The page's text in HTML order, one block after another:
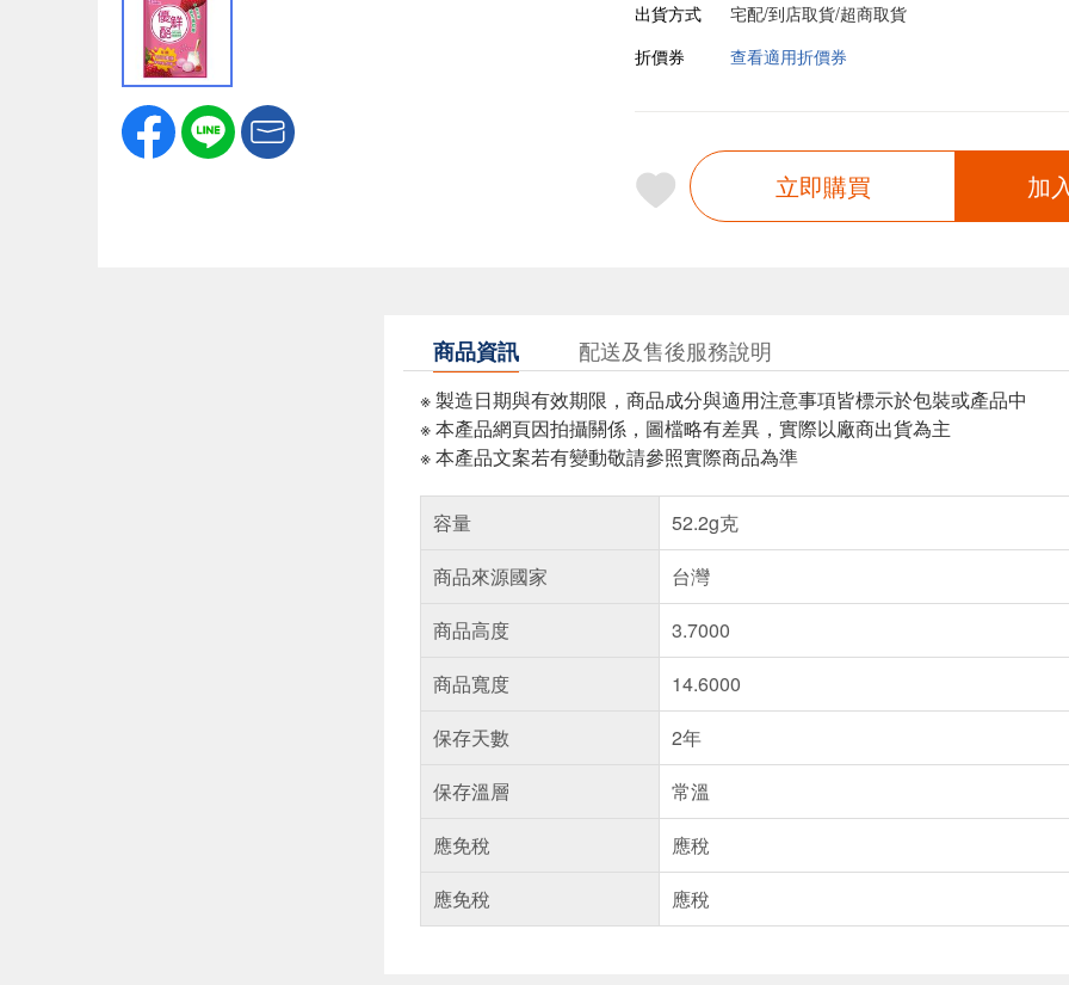
出貨方式
宅配/到店取貨/超商取貨
折價券
查看適用折價券
立即購買 加
商品資訊 配送及售後服務說明
※ 製造日期與有效期限，商品成分與適用注意事項皆標示於包裝或產品中
※ 本產品網頁因拍攝關係，圖檔略有差異，實際以廠商出貨為主
※ 本產品文案若有變動敬請參照實際商品為準
容量
52.2g克
商品來源國家
台灣
商品高度
3.7000
商品寬度
14.6000
保存天數
2年
保存溫層
常溫
應免稅
應稅
應免稅
應稅